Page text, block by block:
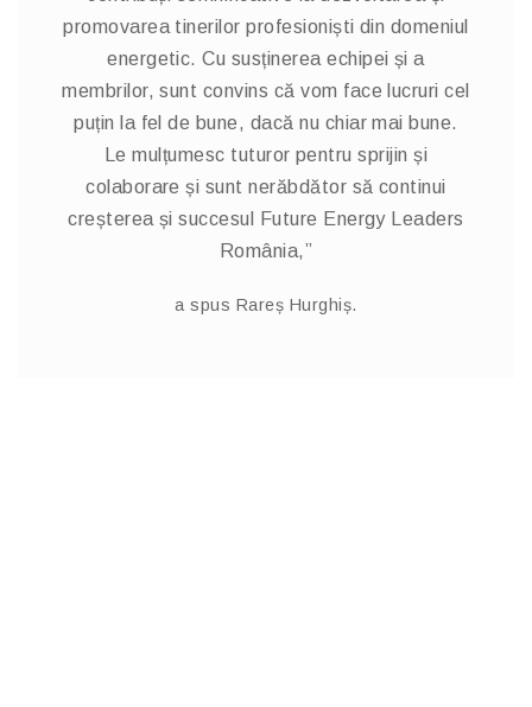
promovarea tinerilor profesioniști din domeniul
energetic. Cu susținerea echipei și a
membrilor, sunt convins că vom face lucruri cel
puțin la fel de bune, dacă nu chiar mai bune.
Le mulțumesc tuturor pentru sprijin și
colaborare și sunt nerăbdător să continui
creșterea și succesul Future Energy Leaders
România,”
a spus Rareș Hurghiș.